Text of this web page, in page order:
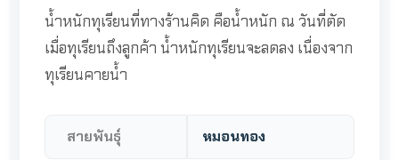
น้ำหนักทุเรียนที่ทางร้านคิด คือน้ำหนัก ณ วันที่ตัด
เมื่อทุเรียนถึงลูกค้า น้ำหนักทุเรียนจะลดลง เนื่องจาก
ทุเรียนคายน้ำ
สายพันธุ์ หมอนทอง